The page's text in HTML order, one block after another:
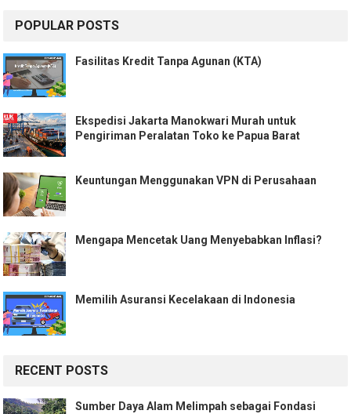
POPULAR POSTS
Fasilitas Kredit Tanpa Agunan (KTA)
Ekspedisi Jakarta Manokwari Murah untuk
Pengiriman Peralatan Toko ke Papua Barat
Keuntungan Menggunakan VPN di Perusahaan
Mengapa Mencetak Uang Menyebabkan Inflasi?
Memilih Asuransi Kecelakaan di Indonesia
RECENT POSTS
Sumber Daya Alam Melimpah sebagai Fondasi